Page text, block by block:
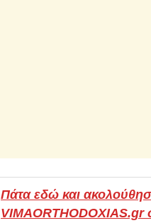
Πάτα εδώ και
VIMAORTHODOXIAS.gr